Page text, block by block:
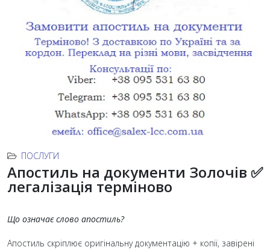
ПОСЛУГИ
Апостиль на документи Золочів ✅
легалізація терміново
Що означає слово апостиль?
Апостиль скріплює оригінальну документацію + копії, завірені